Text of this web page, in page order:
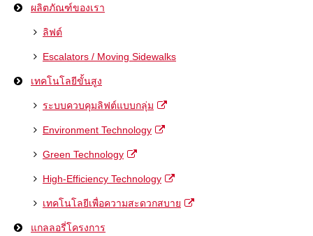
ผลิตภัณฑ์ของเรา
ลิฟต์
Escalators / Moving Sidewalks
เทคโนโลยีขั้นสูง
ระบบควบคุมลิฟต์แบบกลุ่ม
Environment Technology
Green Technology
High-Efficiency Technology
เทคโนโลยีเพื่อความสะดวกสบาย
แกลลอรี่โครงการ